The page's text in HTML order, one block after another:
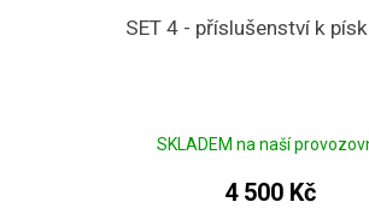
SET 4 - příslušenství k
SKLADEM na naší
4 500 Kč